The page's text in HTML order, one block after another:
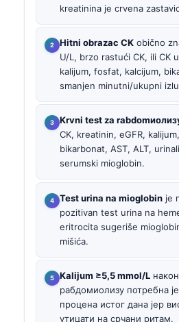
kreatinina je crvena
Hitni obrazac CK obično
U/L, brzo rastući CK, ili CK
kalijum, fosfat, kalcijum,
smanjen minutni/ukupni
Krvni test za
CK, kreatinin, eGFR,
bikarbonat, AST, ALT,
serumski mioglobin.
Test urina na mioglobin je
pozitivan test urina na
eritrocita sugeriše
mišića.
Kalijum ≥5,5 mmol/L
рабдомиолизу потребна
процена истог дана јер
утицати на срчани ритам.